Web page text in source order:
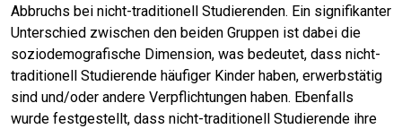
Abbruchs bei nicht-traditionell Studierenden. Ein signifikanter
Unterschied zwischen den beiden Gruppen ist dabei die
soziodemografische Dimension, was bedeutet, dass nicht-
traditionell Studierende häufiger Kinder haben, erwerbstätig
sind und/oder andere Verpflichtungen haben. Ebenfalls
wurde festgestellt, dass nicht-traditionell Studierende ihre